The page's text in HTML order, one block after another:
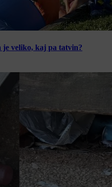
je veliko, kaj pa tatvin?